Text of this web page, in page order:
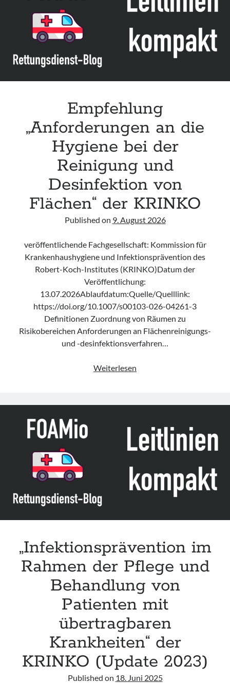
Assessment and Management in the Emergency Department“ der IAEM
Leitlinie „Use of VV ECMO in paediatric patients for the treatment of
acute respiratory failure“ der Polish Society of Anaesthesiology and
Intensive Therapy
Leitlinie „Management of Hypercalcaemia in Adult Patients in the
Emergency Department“ der IAEM
Leitlinie „Behavioural Emergencies in Emergency Departments“ der IFEM
Empfehlung
„Anforderungen an die
Hygiene bei der
Reinigung und
Desinfektion von
Flächen“ der KRINKO
Published on 9. August 2026
veröffentlichende Fachgesellschaft: Kommission für
Krankenhaushygiene und Infektionsprävention des
Robert-Koch-Institutes (KRINKO)Datum der
Veröffentlichung:
13.07.2026Ablaufdatum:Quelle/Quelllink:
https://doi.org/10.1007/s00103-026-04261-3
Definitionen Zuordnung von Räumen zu
Risikobereichen Anforderungen an Flächenreinigungs-
und -desinfektionsverfahren…
Weiterlesen
die
der
Reinigung
Desinfektion
von
„Infektionsprävention im
Rahmen der Pflege und
Behandlung von
Patienten mit
übertragbaren
Krankheiten“ der
KRINKO (Update 2023)
Published on 18. Juni 2025